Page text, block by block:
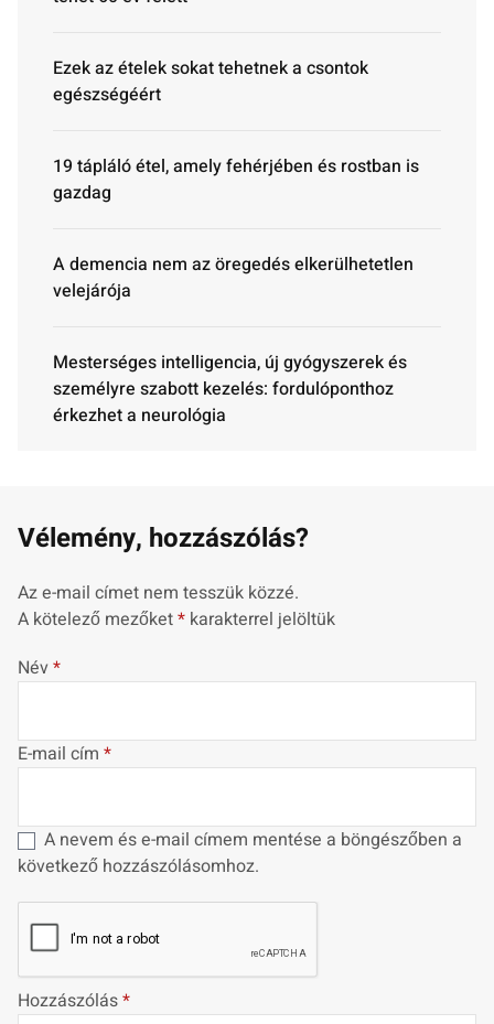
Ezek az ételek sokat tehetnek a csontok
egészségéért
19 tápláló étel, amely fehérjében és rostban is
gazdag
A demencia nem az öregedés elkerülhetetlen
velejárója
Mesterséges intelligencia, új gyógyszerek és
személyre szabott kezelés: fordulóponthoz
érkezhet a neurológia
Vélemény, hozzászólás?
Az e-mail címet nem tesszük közzé.
A kötelező mezőket* karakterrel jelöltük
Név*
E-mail cím *
A nevem és e-mail címem mentése a böngészőben a
következő hozzászólásomhoz.
Hozzászólás*